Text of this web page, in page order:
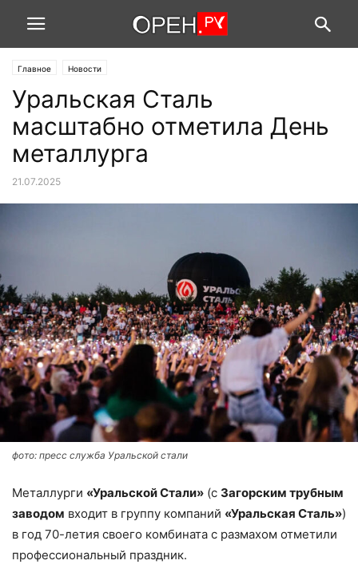
Главное Новости
Уральская Сталь
масштабно отметила День
металлурга
21.07.2025
фото: пресс служба Уральской стали
Металлурги «Уральской Стали» (с Загорским трубным
заводом входит в группу компаний «Уральская Сталь»)
в год 70-летия своего комбината с размахом отметили
профессиональный праздник.